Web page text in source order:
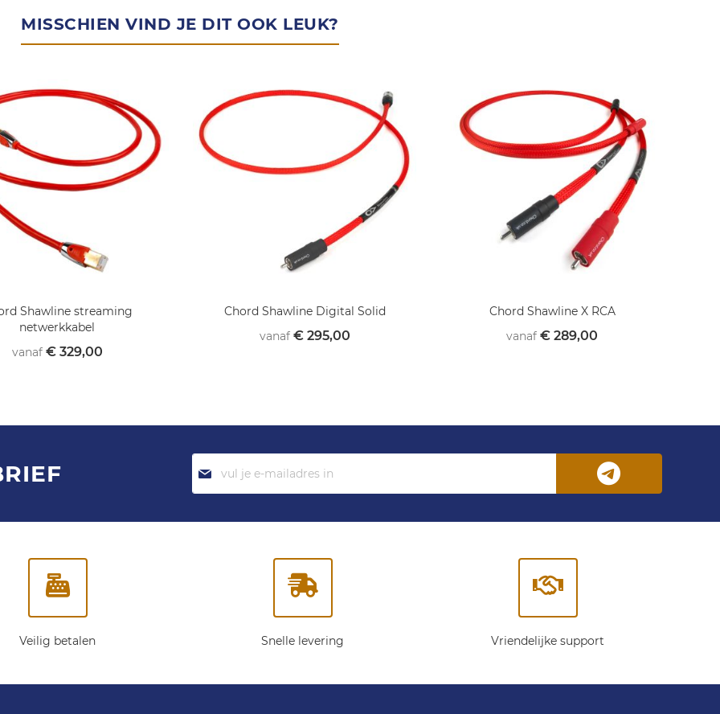
MISSCHIEN VIND JE DIT OOK LEUK?
Shawline streaming
netwerkkabel
vanaf € 329,00
Chord Shawline Digital Solid
vanaf € 295,00
Chord Shawline X RCA
vanaf € 289,00
je
op
nieuwsbrief:
Veilig betalen Snelle levering Vriendelijke support